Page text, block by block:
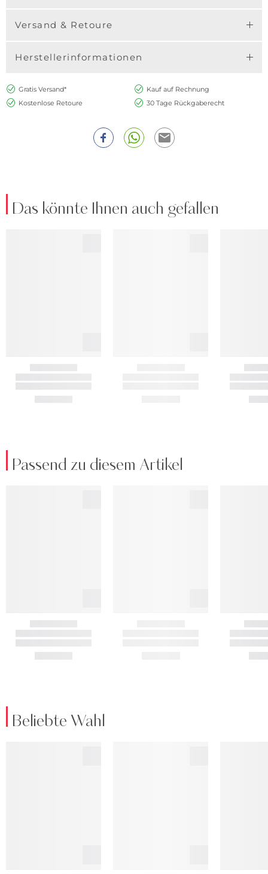
Versand & Retoure
Herstellerinformationen
Gratis Versand*
Kauf auf Rechnung
Kostenlose Retoure
30 Tage Rückgaberecht
Das könnte Ihnen auch gefallen
Passend zu diesem Artikel
Beliebte Wahl